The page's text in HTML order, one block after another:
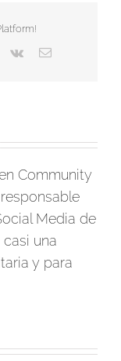
Pinterest
Vk
Correo
Community
Media de
una
y para